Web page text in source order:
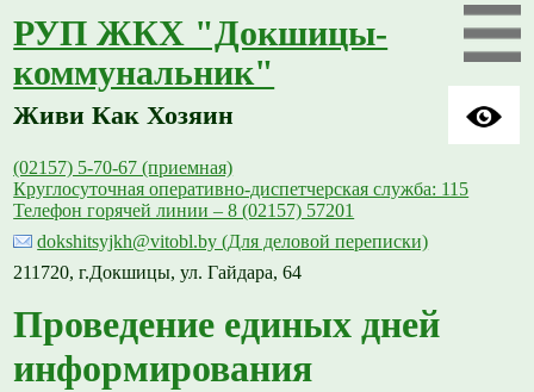
РУП ЖКХ "Докшицы-
коммунальник"
Живи Как Хозяин
(02157) 5-70-67 (приемная)
Круглосуточная оперативно-диспетчерская служба: 115
Телефон горячей линии – 8 (02157) 57201
dokshitsyjkh@vitobl.by (Для деловой переписки)
211720, г.Докшицы, ул. Гайдара, 64
Проведение единых дней
информирования